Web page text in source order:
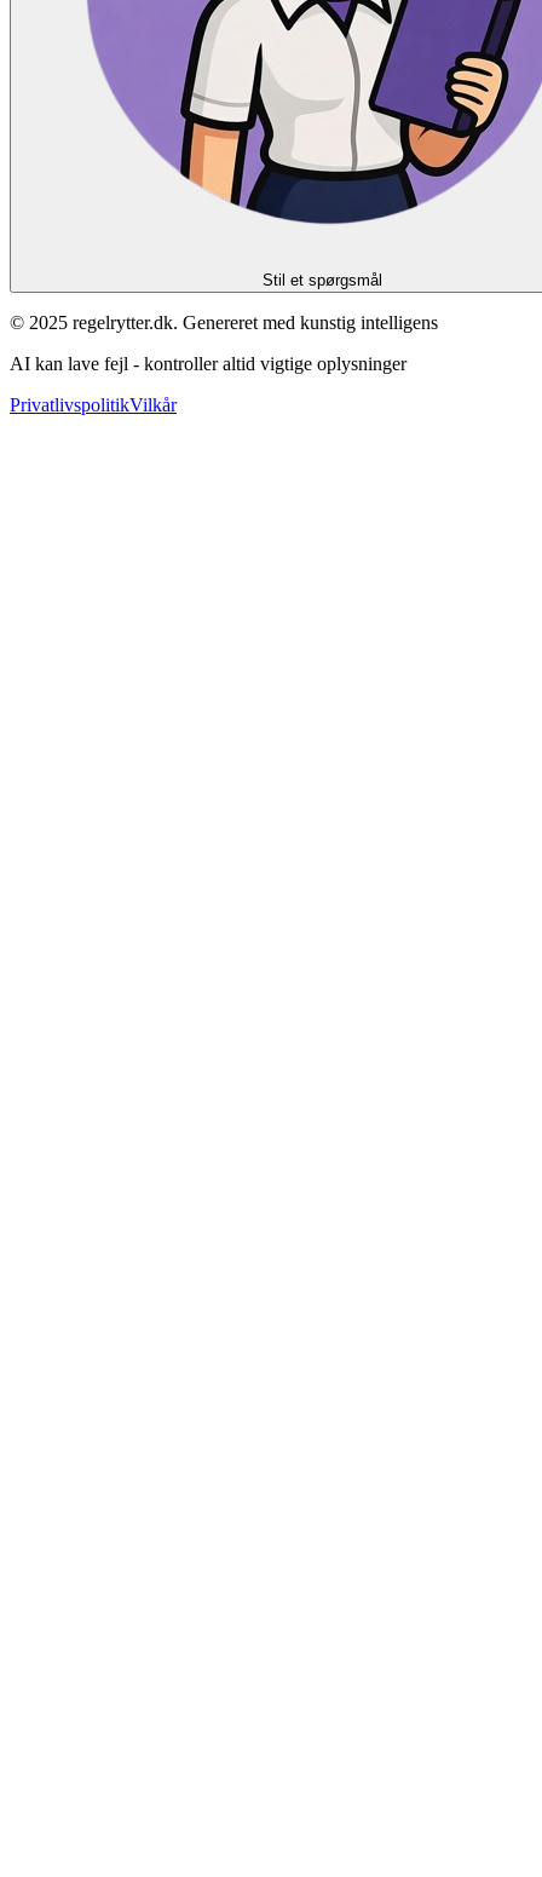
Stil et spørgsmål
© 2025 regelrytter.dk. Genereret med kunstig intelligens
AI kan lave fejl - kontroller altid vigtige oplysninger
PrivatlivspolitikVilkår